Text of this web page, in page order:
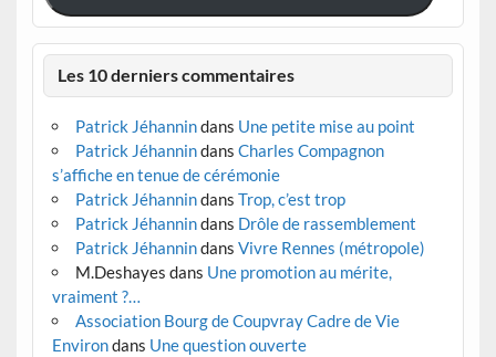
Les 10 derniers commentaires
Patrick Jéhannindans Une petite mise au point
Patrick Jéhannindans Charles Compagnon
s’affiche en tenue de cérémonie
Patrick Jéhannindans Trop, c’est trop
Patrick Jéhannindans Drôle de rassemblement
Patrick Jéhannindans Vivre Rennes (métropole)
M.Deshayes dans Une promotion au mérite,
vraiment ?…
Association Bourg de Coupvray Cadre de Vie
Environdans Une question ouverte